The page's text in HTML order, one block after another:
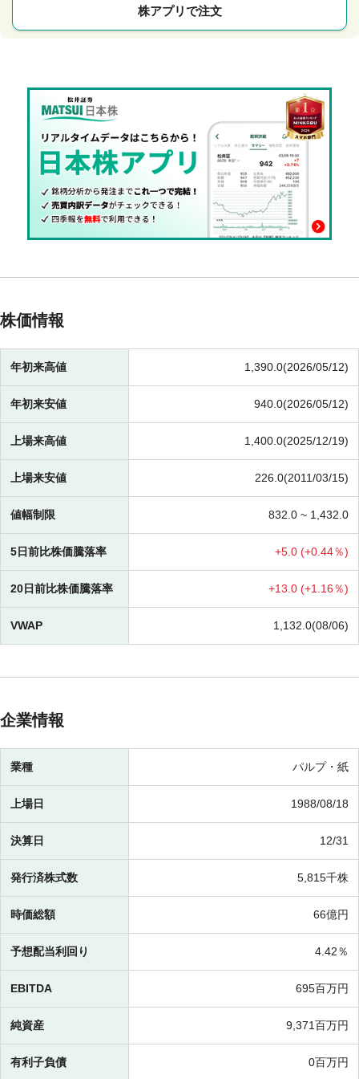
株アプリで注文
株価情報
年初来高値 1,390.0(2026/05/12)
年初来安値 940.0(2026/05/12)
上場来高値 1,400.0(2025/12/19)
上場来安値 226.0(2011/03/15)
値幅制限 832.0 ~ 1,432.0
5日前比株価騰落率 +5.0 (+0.44％)
20日前比株価騰落率 +13.0 (+1.16％)
VWAP 1,132.0(08/06)
企業情報
業種 パルプ・紙
上場日 1988/08/18
決算日 12/31
発行済株式数 5,815千株
時価総額 66億円
予想配当利回り 4.42％
EBITDA 695百万円
純資産 9,371百万円
有利子負債 0百万円